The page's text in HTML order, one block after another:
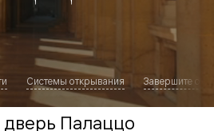
Системы открывания Завершите
Палаццо